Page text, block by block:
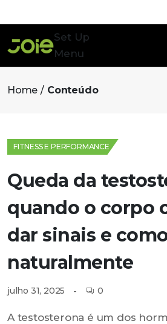
Set Up
Menu
Home Conteúdo
FITNESS E PERFORMANCE
Queda da
quando o corpo
dar sinais e
naturalmente
julho 31, 2025 0
A testosterona é um dos